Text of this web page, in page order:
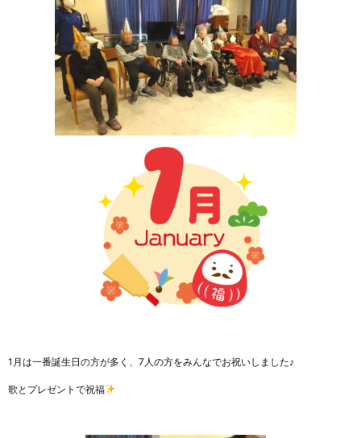
1月は一番誕生日の方が多く、7人の方をみんなでお祝いしました♪
歌とプレゼントで祝福